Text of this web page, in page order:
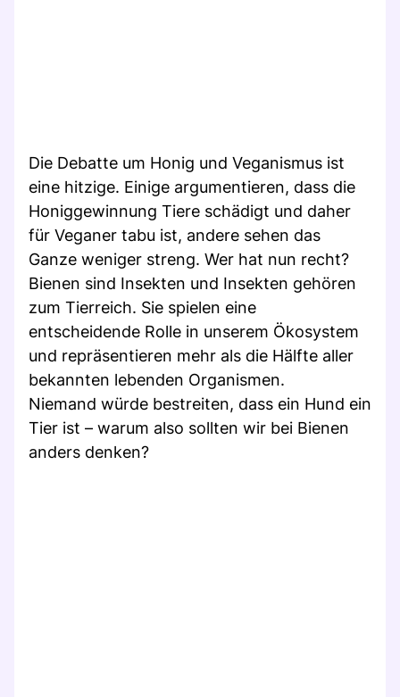
Die Debatte um Honig und Veganismus ist
eine hitzige. Einige argumentieren, dass die
Honiggewinnung Tiere schädigt und daher
für Veganer tabu ist, andere sehen das
Ganze weniger streng. Wer hat nun recht?
Bienen sind Insekten und Insekten gehören
zum Tierreich. Sie spielen eine
entscheidende Rolle in unserem Ökosystem
und repräsentieren mehr als die Hälfte aller
bekannten lebenden Organismen.
Niemand würde bestreiten, dass ein Hund ein
Tier ist – warum also sollten wir bei Bienen
anders denken?